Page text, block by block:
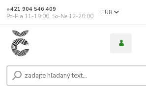
EUR
+421 904 546 409
Po-Pia 11-19:00, So-Ne 12-20:00